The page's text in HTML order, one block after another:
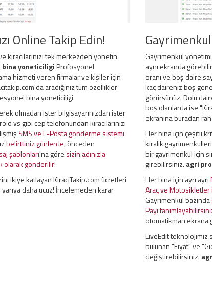
Online Takip Edin!
kiracılarınızı tek merkezden yönetin.
yoneticiligiProfosyonel
hizmeti veren firmalar ve kişiler için
aradığınız tüm özellikler
bina yoneticiligi
olmadan ister bilgisayarınızdan ister
vs gibi cep telefonundan kiracılarınızı
SMS ve E-Posta gönderme sistemi
belirttiniz günlerde, önceden
şablonları'na göre sizin adınızla
olarak gönderilir!
ikiye katlayan KiraciTakip.com ücretleri
yarıya daha ucuz! İncelemeden karar
Gayrimenkul
aynı ekranda
oranı ve boş daire
kaç daireniz boş
görürsünüz. Dolu
boş olanlarda ise
ekranına buradan
Her bina için çeşitli
kiralık
bir gayrimenkul için
girebilirsiniz. agri
Her bina için ayrı ayrı
Araç ve
Gayrimenkul bazında
Payı
otomatikman ekrana
LiveEdit teknolojimiz
bulunan "Fiyat" ve
değiştirebilirsiniz.